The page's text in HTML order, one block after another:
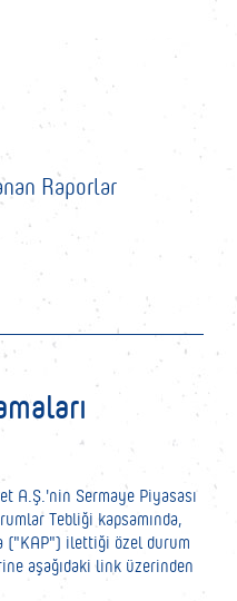
A.Ş.'nin Sermaye Piyasası
Tebliği kapsamında,
("KAP") ilettiği özel durum
aşağıdaki link üzerinden
Raporlar